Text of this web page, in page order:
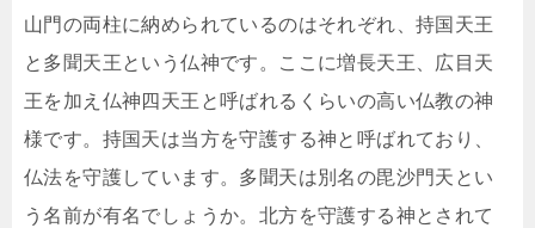
山門の両柱に納められているのはそれぞれ、持国天王
と多聞天王という仏神です。ここに増長天王、広目天
王を加え仏神四天王と呼ばれるくらいの高い仏教の神
様です。持国天は当方を守護する神と呼ばれており、
仏法を守護しています。多聞天は別名の毘沙門天とい
う名前が有名でしょうか。北方を守護する神とされて